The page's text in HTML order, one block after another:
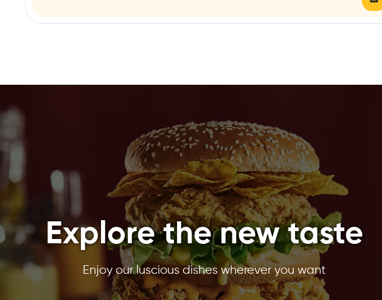
Explore the new taste
Enjoy our luscious dishes wherever you want